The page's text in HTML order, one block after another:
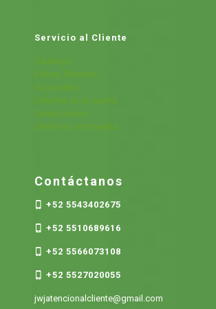
Servicio al Cliente
Cátalogo
Fichas Técnicas
Sucursales
Detalles de la cuenta
Cerrar Sesión
Olvide mi contraseña
Contáctanos
+52 5543402675
+52 5510689616
+52 5566073108
+52 5527020055
jwjatencionalcliente@gmail.com